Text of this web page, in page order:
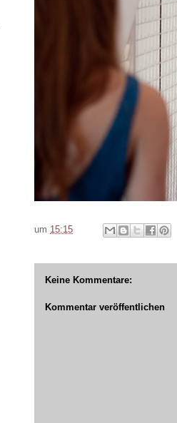
um 15:15
Keine Kommentare:
Kommentar veröffentlichen